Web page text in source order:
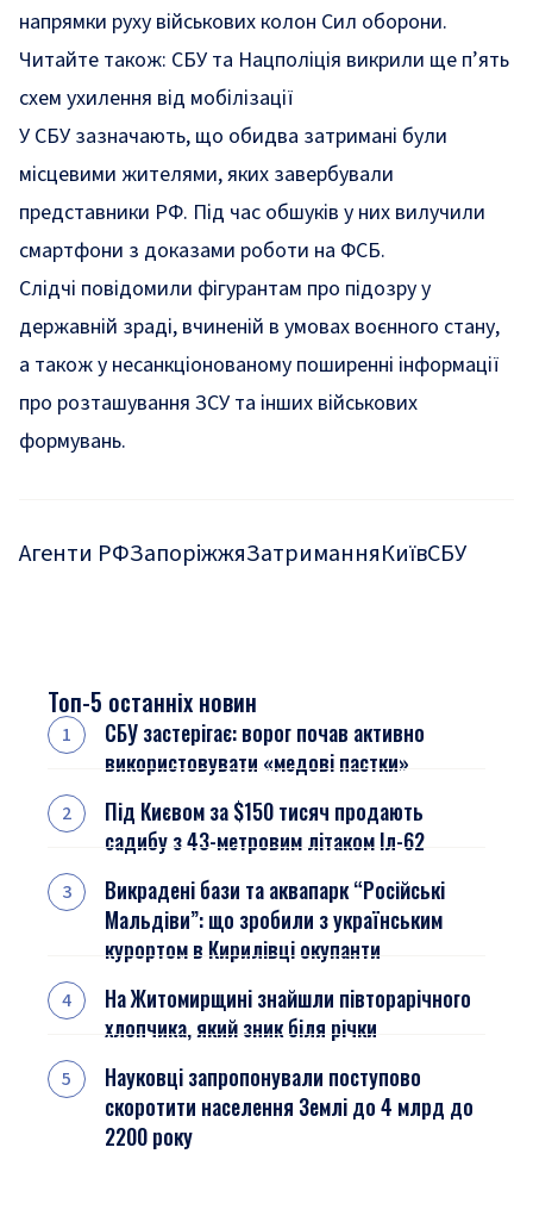
напрямки руху військових колон Сил оборони.
Читайте також: СБУ та Нацполіція викрили ще п’ять
схем ухилення від мобілізації
У СБУ зазначають, що обидва затримані були
місцевими жителями, яких завербували
представники РФ. Під час обшуків у них вилучили
смартфони з доказами роботи на ФСБ.
Слідчі повідомили фігурантам про підозру у
державній зраді, вчиненій в умовах воєнного стану,
а також у несанкціонованому поширенні інформації
про розташування ЗСУ та інших військових
формувань.
Агенти РФЗапоріжжяЗатриманняКиївСБУ
Топ-5 останніх новин
СБУ застерігає: ворог почав активно
використовувати «медові пастки»
Під Києвом за $150 тисяч продають
садибу з 43-метровим літаком Іл-62
Викрадені бази та аквапарк “Російські
Мальдіви”: що зробили з українським
курортом в Кирилівці окупанти
На Житомирщині знайшли півторарічного
хлопчика, який зник біля річки
Науковці запропонували поступово
скоротити населення Землі до 4 млрд до
2200 року